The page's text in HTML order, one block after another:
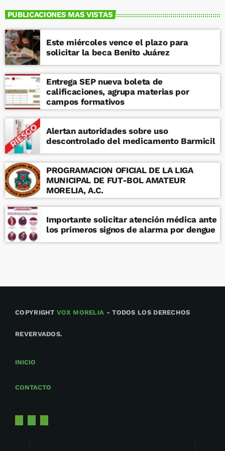
PUBLICACIONES MAS VISTAS
Este miércoles vence el plazo para
solicitar la beca Benito Juárez
Entrega SEP nueva boleta de
calificaciones, agrupa materias por
campos formativos
Alertan autoridades sobre uso
descontrolado del medicamento Barmicil
PROGRAMACION OFICIAL DE LA LIGA
MUNICIPAL DE FUT-BOL AMATEUR
MORELIA, A.C.
Importante solicitar atención médica ante
los primeros signos de alarma por dengue
COPYRIGHTVOX MORELIA - TODOS LOS DERECHOS
REVERVADOS.
INICIO
CONTACTO